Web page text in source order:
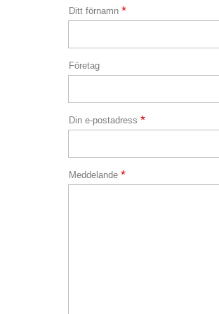
Ditt förnamn *
Företag
Din e-postadress *
Meddelande *